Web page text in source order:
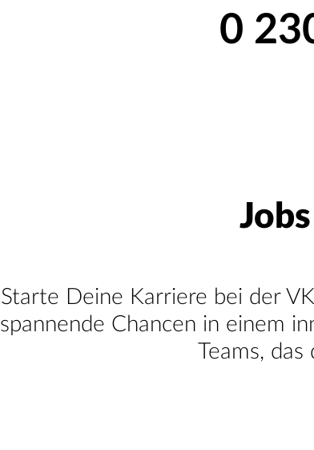
0
Starte Deine Karriere bei der
spannende Chancen in einem
Teams,